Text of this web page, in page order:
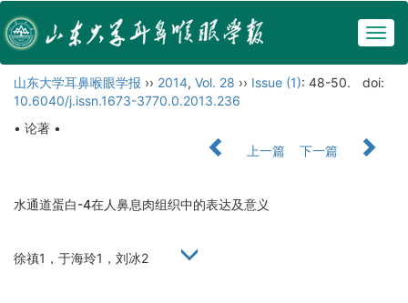
山东大学耳鼻喉眼学报 ›› 2014, Vol. 28 ›› Issue (1): 48-50.
doi:
10.6040/j.issn.1673-3770.0.2013.236
• 论著 •
上一篇
下一篇
水通道蛋白-4在人鼻息肉组织中的表达及意义
徐禛1，于海玲1，刘冰2